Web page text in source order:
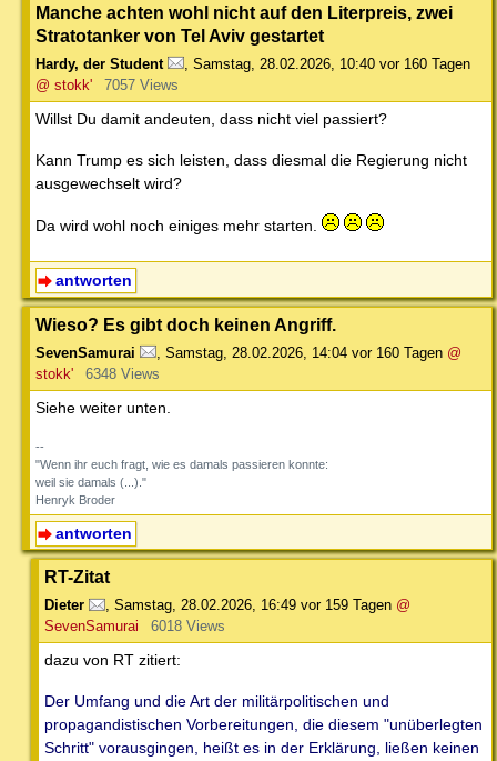
Manche achten wohl nicht auf den Literpreis, zwei
Stratotanker von Tel Aviv gestartet
Hardy, der Student Samstag, 28.02.2026, 10:40 vor 160 Tagen
@ stokk'
7057 Views
Willst Du damit andeuten, dass nicht viel passiert?
Kann Trump es sich leisten, dass diesmal die Regierung nicht
ausgewechselt wird?
Da wird wohl noch einiges mehr starten.
antworten
Wieso? Es gibt doch keinen Angriff.
SevenSamurai Samstag, 28.02.2026, 14:04 vor 160 Tagen @
stokk'
6348 Views
Siehe weiter unten.
--
"Wenn ihr euch fragt, wie es damals passieren konnte:
weil sie damals (...)."
Henryk Broder
antworten
RT-Zitat
Dieter , Samstag, 28.02.2026, 16:49 vor 159 Tagen @
SevenSamurai
6018 Views
dazu von RT zitiert:
Der Umfang und die Art der militärpolitischen und
propagandistischen Vorbereitungen, die diesem "unüberlegten
Schritt" vorausgingen, heißt es in der Erklärung, ließen keinen